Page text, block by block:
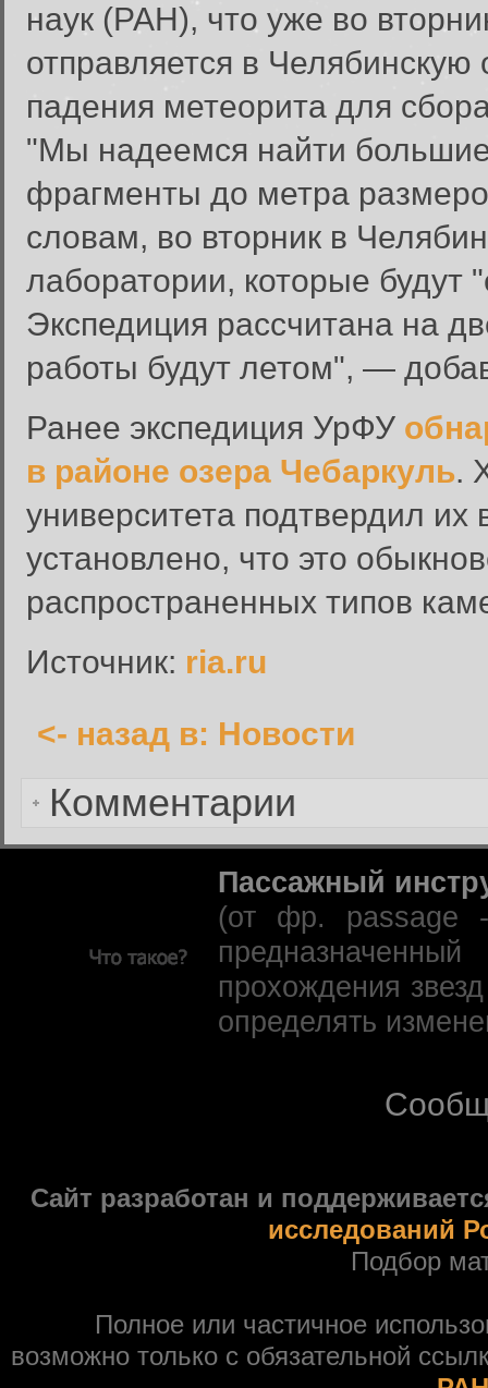
наук (РАН), что уже во
отправляется в Челябинскую
падения метеорита для
"Мы надеемся найти большие
фрагменты до метра
словам, во вторник в
лаборатории, которые будут
Экспедиция рассчитана на
работы будут летом", —
Ранее экспедиция УрФУ
в районе озера Чебаркуль.
университета подтвердил
установлено, что это
распространенных типов
Источник: ria.ru
<- назад в: Новости
Комментарии
Введите свое имя
Инструкция по сбросу
введенному адресу.
Сбросить пароль
Вернуться к форме входа в
Пассажный
(от фр. passage -
прохождения
определять
Сайт разработан и
исследований
Подбор
Полное или частичное
возможно только с обязательной